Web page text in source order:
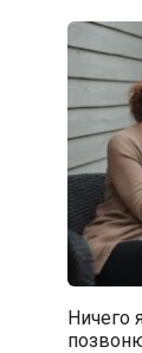
Ничего